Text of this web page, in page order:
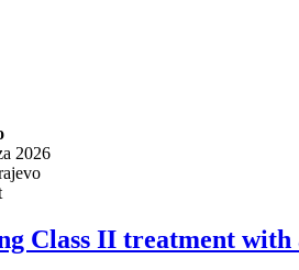
2026
Class II treatment